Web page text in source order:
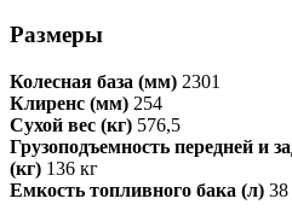
Размеры
Колесная база (мм) 2301
Клиренс (мм) 254
Сухой вес (кг) 576,5
Грузоподъемность передней и
(кг) 136 кг
Емкость топливного бака (л) 38